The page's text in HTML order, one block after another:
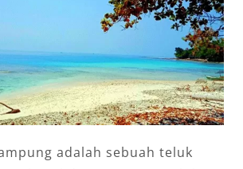
adalah sebuah teluk